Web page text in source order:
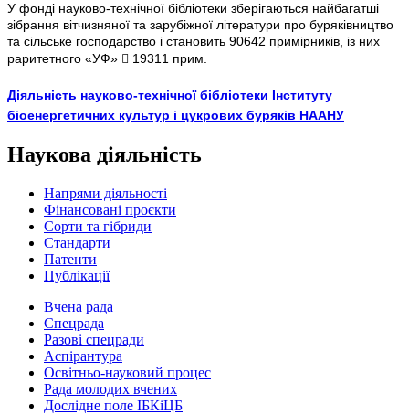
У фонді науково-технічної бібліотеки зберігаються найбагатші
зібрання вітчизняної та зарубіжної літератури про буряківництво
та сільське господарство і становить 90642 примірників, із них
раритетного «УФ»  19311 прим.
Діяльність науково-технічної бібліотеки Інституту
бiоенергетичних культур i цукрових буряків НААНУ
Наукова діяльність
Напрями діяльності
Фінансовані проєкти
Сорти та гібриди
Стандарти
Патенти
Публікації
Вчена рада
Спецрада
Разові спецради
Аспірантура
Освітньо-науковий процес
Рада молодих вчених
Дослідне поле ІБКіЦБ